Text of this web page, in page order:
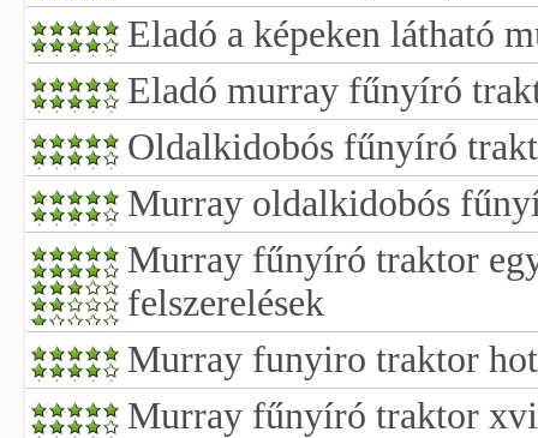
Eladó a képeken látható
Eladó murray fűnyíró
Oldalkidobós fűnyíró
Murray oldalkidobós
Murray fűnyíró traktor
felszerelések
Murray funyiro traktor
Murray fűnyíró traktor